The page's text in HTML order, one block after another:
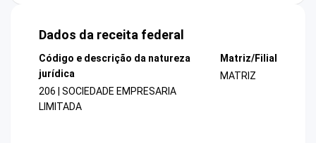
Dados da receita federal
Código e descrição da natureza
jurídica
206 | SOCIEDADE EMPRESARIA
LIMITADA
Matriz/Filial
MATRIZ